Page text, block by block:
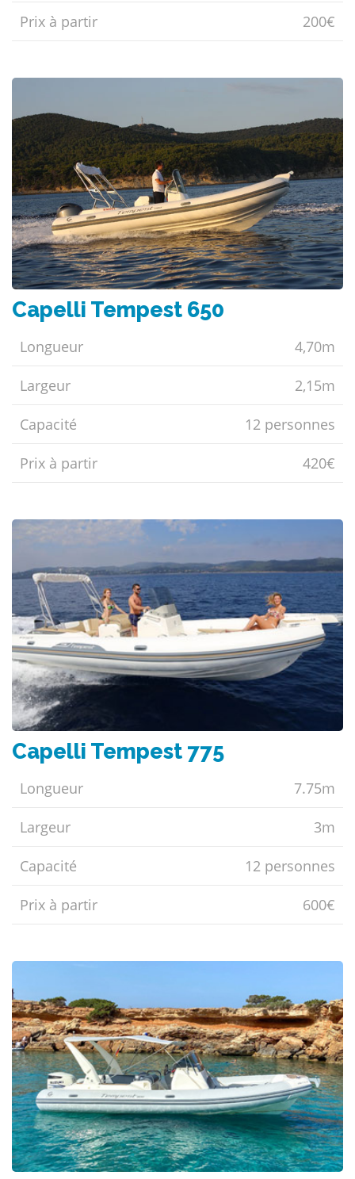
Prix ​​à partir 200€
Capelli Tempest 650
Longueur 4,70m
Largeur 2,15m
Capacité 12 personnes
Prix ​​à partir 420€
Capelli Tempest 775
Longueur 7.75m
Largeur 3m
Capacité 12 personnes
Prix ​​à partir 600€